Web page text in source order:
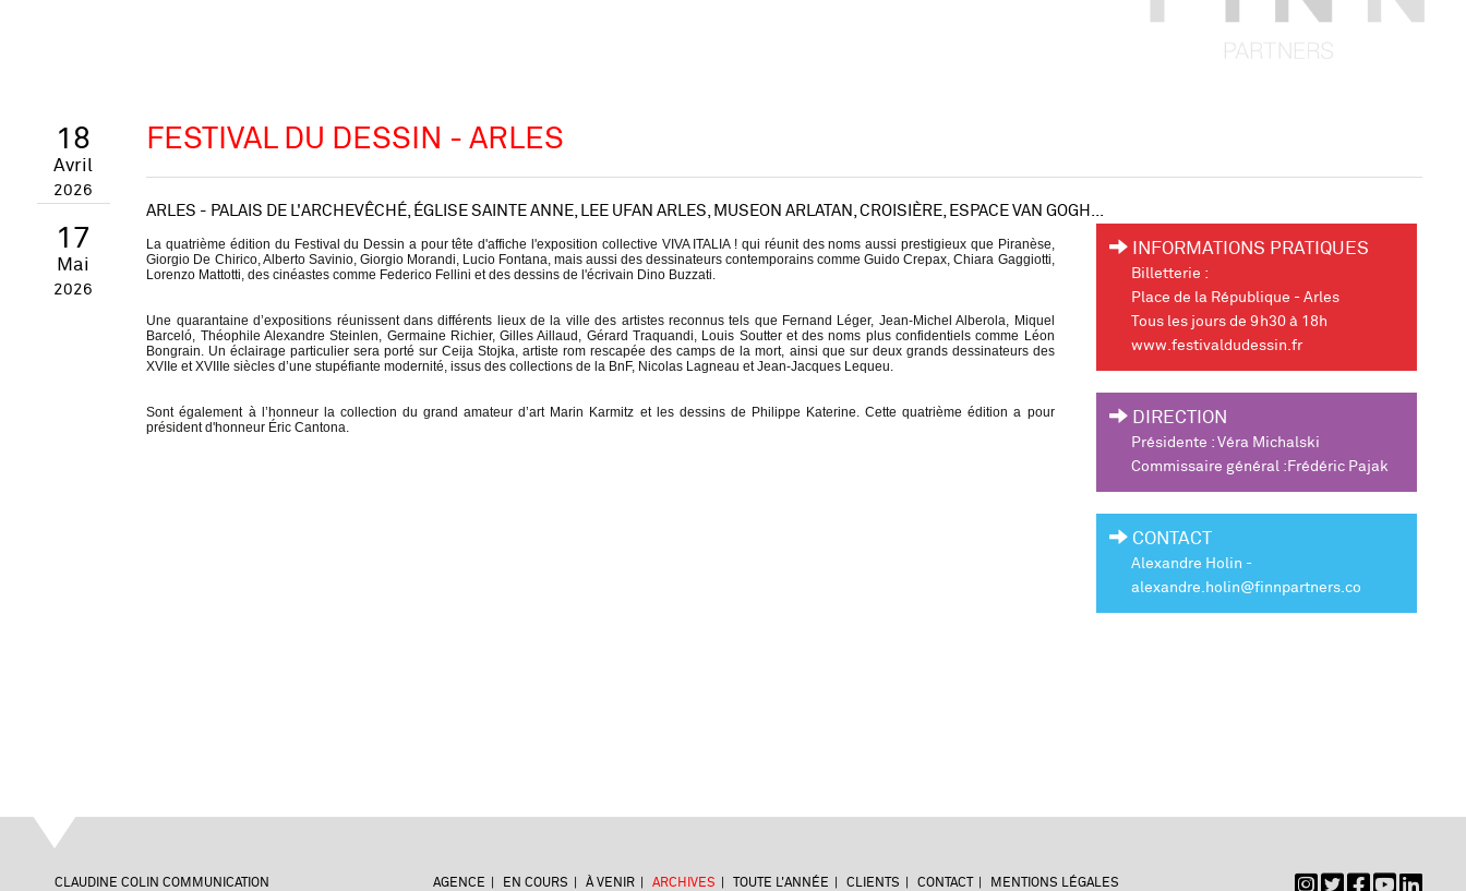
18
Avril
2026
17
Mai
2026
FESTIVAL DU DESSIN - ARLES
ARLES - PALAIS DE L'ARCHEVÊCHÉ, ÉGLISE SAINTE ANNE, LEE UFAN ARLES, MUSEON ARLATAN, CROISIÈRE, ESPACE VAN GOGH...
La quatrième édition du Festival du Dessin a pour tête d'affiche l'exposition collective VIVA ITALIA ! qui réunit des noms aussi prestigieux que Piranèse,
Giorgio De Chirico, Alberto Savinio, Giorgio Morandi, Lucio Fontana, mais aussi des dessinateurs contemporains comme Guido Crepax, Chiara Gaggiotti,
Lorenzo Mattotti, des cinéastes comme Federico Fellini et des dessins de l'écrivain Dino Buzzati.
Une quarantaine d’expositions réunissent dans différents lieux de la ville des artistes reconnus tels que Fernand Léger, Jean-Michel Alberola, Miquel
Barceló, Théophile Alexandre Steinlen, Germaine Richier, Gilles Aillaud, Gérard Traquandi, Louis Soutter et des noms plus confidentiels comme Léon
Bongrain. Un éclairage particulier sera porté sur Ceija Stojka, artiste rom rescapée des camps de la mort, ainsi que sur deux grands dessinateurs des
XVIIe et XVIIIe siècles d’une stupéfiante modernité, issus des collections de la BnF, Nicolas Lagneau et Jean-Jacques Lequeu.
Sont également à l’honneur la collection du grand amateur d’art Marin Karmitz et les dessins de Philippe Katerine. Cette quatrième édition a pour
président d'honneur Éric Cantona.
INFORMATIONS PRATIQUES
Billetterie :
Place de la République - Arles
Tous les jours de 9h30 à 18h
www.festivaldudessin.fr
DIRECTION
Présidente : Véra Michalski
Commissaire général :Frédéric Pajak
CONTACT
Alexandre Holin -
alexandre.holin@finnpartners.co
CLAUDINE COLIN COMMUNICATION AGENCE EN COURS À VENIR ARCHIVES TOUTE L'ANNÉE CLIENTS CONTACT MENTIONS LÉGALES